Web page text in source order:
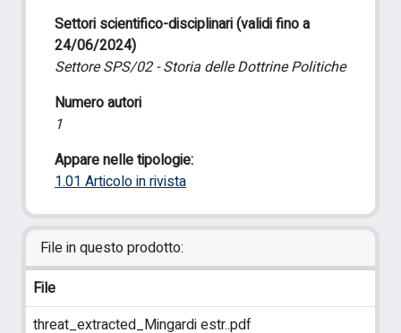
Settori scientifico-disciplinari (validi fino a
24/06/2024)
Settore SPS/02 - Storia delle Dottrine Politiche
Numero autori
1
Appare nelle tipologie:
1.01 Articolo in rivista
File in questo prodotto:
File
threat_extracted_Mingardi estr..pdf